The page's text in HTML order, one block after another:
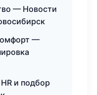
— Новости
—
и подбор